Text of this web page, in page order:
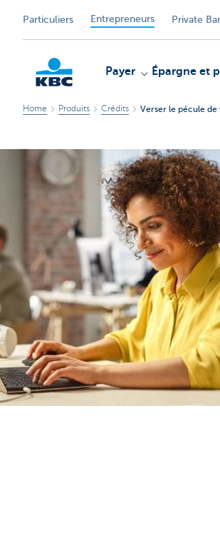
Particuliers Entrepreneurs Private
KBC
Entrepreneurs
Payer Épargne et
Home Produits Crédits Verser le pécule de